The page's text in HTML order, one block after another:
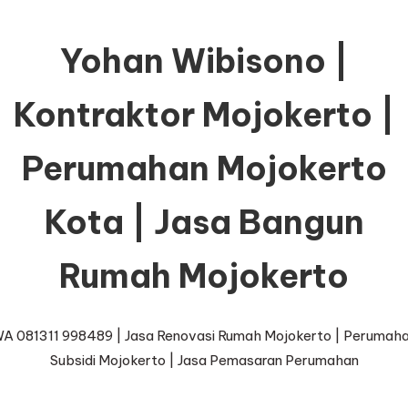
Yohan Wibisono |
Kontraktor Mojokerto |
Perumahan Mojokerto
Kota | Jasa Bangun
Rumah Mojokerto
081311 998489 | Jasa Renovasi Rumah Mojokerto |
Subsidi Mojokerto | Jasa Pemasaran Perumahan